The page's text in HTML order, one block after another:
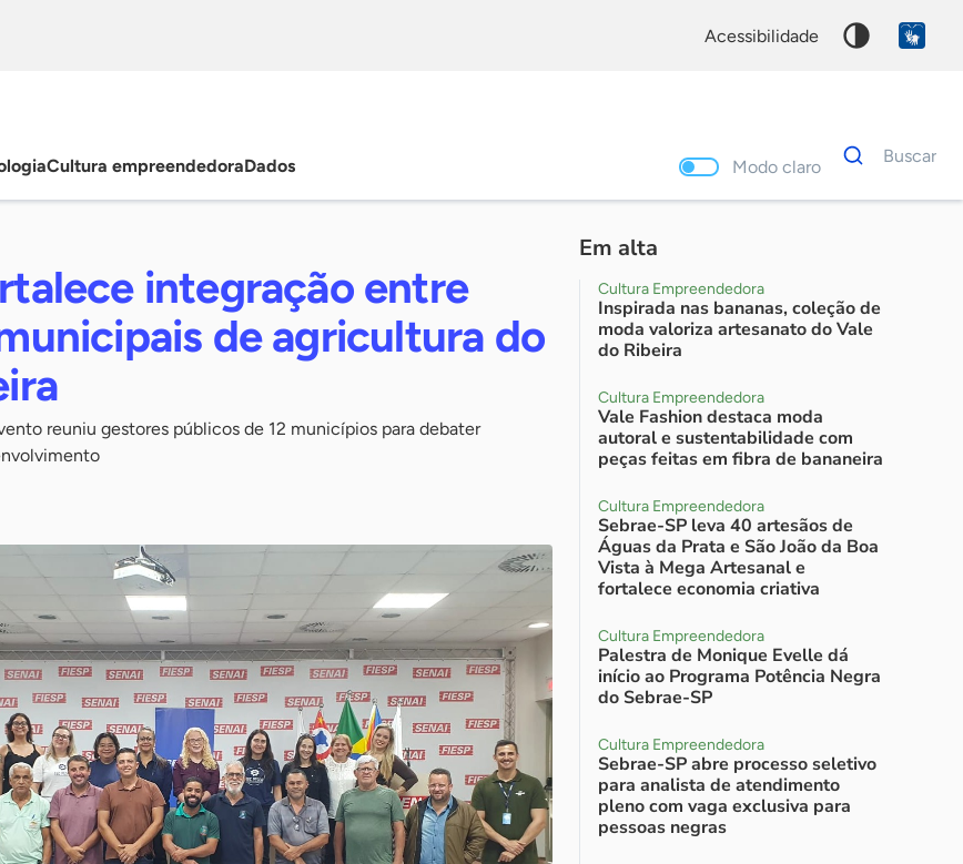
acessibilidade
Cultura empreendedoraDados Modo claro
Dados
para
Buscar
integração entre
de agricultura do
reuniu gestores públicos de 12 municípios para debater
Em alta
Cultura Empreendedora
Inspirada nas bananas, coleção de
moda valoriza artesanato do Vale
do Ribeira
Cultura Empreendedora
Vale Fashion destaca moda
autoral e sustentabilidade com
peças feitas em fibra de bananeira
Cultura Empreendedora
Sebrae-SP leva 40 artesãos de
Águas da Prata e São João da Boa
Vista à Mega Artesanal e
fortalece economia criativa
Cultura Empreendedora
Palestra de Monique Evelle dá
início ao Programa Potência Negra
do Sebrae-SP
Cultura Empreendedora
Sebrae-SP abre processo seletivo
para analista de atendimento
pleno com vaga exclusiva para
pessoas negras